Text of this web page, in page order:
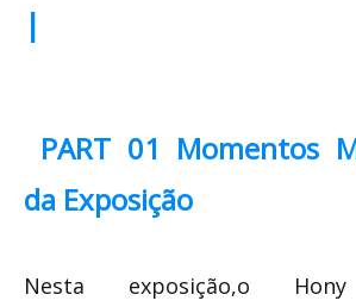
|
PART 01 Momentos
da Exposição
Nesta exposição,o